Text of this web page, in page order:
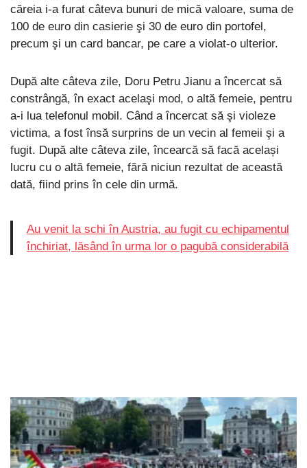
căreia i-a furat câteva bunuri de mică valoare, suma de
100 de euro din casierie şi 30 de euro din portofel,
precum şi un card bancar, pe care a violat-o ulterior.
După alte câteva zile, Doru Petru Jianu a încercat să
constrângă, în exact acelaşi mod, o altă femeie, pentru
a-i lua telefonul mobil. Când a încercat să şi violeze
victima, a fost însă surprins de un vecin al femeii şi a
fugit. După alte câteva zile, încearcă să facă același
lucru cu o altă femeie, fără niciun rezultat de această
dată, fiind prins în cele din urmă.
Au venit la schi în Austria, au fugit cu echipamentul
închiriat, lăsând în urma lor o pagubă considerabilă